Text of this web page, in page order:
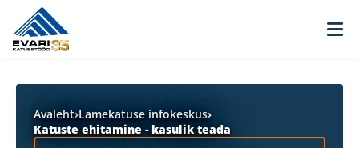
Skip to content
Avaleht›Lamekatuse infokeskus›
Katuste ehitamine - kasulik teada